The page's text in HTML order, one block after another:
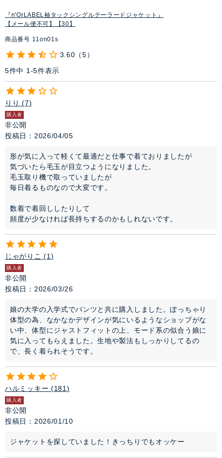
『n'OrLABEL袖タックシングルテーラードジャケット』
【メール便不可】【30】
商品番号 11on01s
3.60
5
5件中 1-5件表示
りり 7
購入者
非公開
投稿日
2026/04/05
形が気に入って軽くて最適だと仕事で着ておりましたが
気づいたら毛玉が目立つようになりました。
毛玉取り機で取っていましたが
毎日着るものなので大変です。
数着で着回ししたりして
頻度が少なければ長持ちするのかもしれないです。
じゃがりこ 1
購入者
非公開
投稿日
2026/03/26
娘の大学の入学式でパンツと共に購入しました。ぽっちゃり
体型の為、なかなかデザインが気にいるようなショップがな
い中、体型にジャストフィットの上、モード系の似合う娘に
気に入ってもらえました。生地や製法もしっかりしてるの
で、長く着られそうです。
ハルミッキー 181
購入者
非公開
投稿日
2026/01/10
ジャケットを探していました！きっちりでもオッケー